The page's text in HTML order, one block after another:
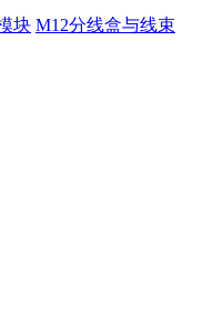
块 M12分线盒与线束